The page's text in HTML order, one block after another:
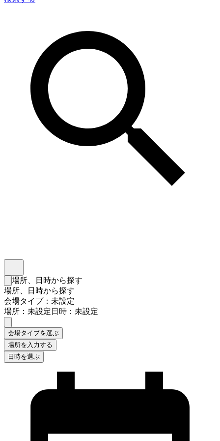
検索フォームを閉じる
場所、日時から探す
場所、日時から探す
会場タイプ：未設定
場所：未設定日時：未設定
会場タイプを選ぶ
場所を入力する
日時を選ぶ